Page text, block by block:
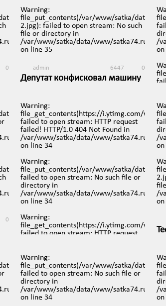
0
www/satka74.ru/images/video/97-
protected/views/mobreporter/index.php
0
Warning:
file_put_contents(/var/www/satka/data/
2.jpg): failed to open stream: No such
file or directory in
/var/www/satka/data/www/satka74.ru/
on line 35
admin 6447 0
Депутат конфисковал машину
/
/
/
www/satka74.ru/images/video/93.jpg):
protected/views/mobreporter/index.php
www/satka74.ru/images/video/93-
protected/views/mobreporter/index.php
0
Warning:
file_get_contents(https://i.ytimg.com/vi/
failed to open stream: HTTP request
failed! HTTP/1.0 404 Not Found in
/var/www/satka/data/www/satka74.ru/
on line 34
Warning:
file_put_contents(/var/www/satka/data/
failed to open stream: No such file or
directory in
/var/www/satka/data/www/satka74.ru/
on line 34
Warning:
file_get_contents(https://i.ytimg.com/vi/
failed to open stream: HTTP request
on line35
Warning :
file_put_contents(/var/www/satka/data/
2.jpg): failed to open stream: No such
file or directory in
/
/
www/satka74.ru/images/video/88.jpg):
protected/views/mobreporter/index.php
Warning:
file_put_contents(/var/www/satka/data/
failed to open stream: No such file or
directory in
/var/www/satka/data/www/satka74.ru/
on line 34
/